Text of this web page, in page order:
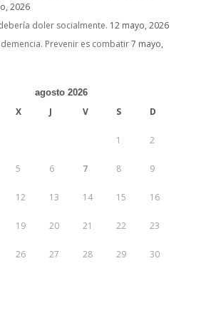
2026
doler socialmente. 12 mayo, 2026
Prevenir es combatir7 mayo,
agosto 2026
X J V S D
1 2
5 6 7 8 9
12 13 14 15 16
19 20 21 22 23
26 27 28 29 30